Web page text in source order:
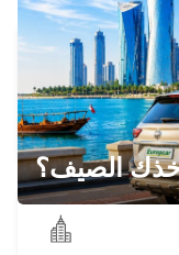
MACERATA
MACERATA -
الصيف؟